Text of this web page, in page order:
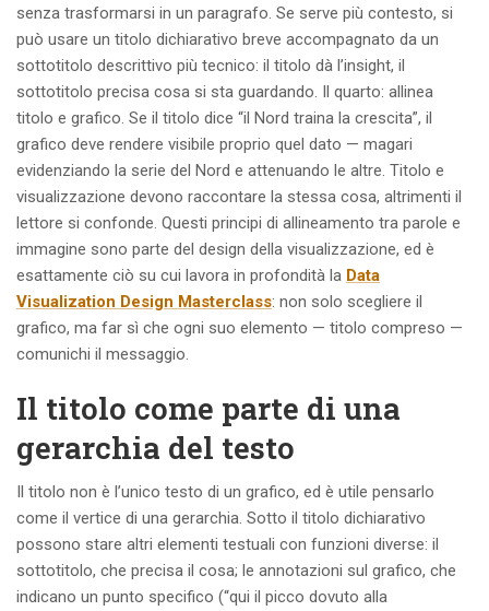
senza trasformarsi in un paragrafo. Se serve più contesto, si
può usare un titolo dichiarativo breve accompagnato da un
sottotitolo descrittivo più tecnico: il titolo dà l’insight, il
sottotitolo precisa cosa si sta guardando. Il quarto: allinea
titolo e grafico. Se il titolo dice “il Nord traina la crescita”, il
grafico deve rendere visibile proprio quel dato — magari
evidenziando la serie del Nord e attenuando le altre. Titolo e
visualizzazione devono raccontare la stessa cosa, altrimenti il
lettore si confonde. Questi principi di allineamento tra parole e
immagine sono parte del design della visualizzazione, ed è
esattamente ciò su cui lavora in profondità la Data
Visualization Design Masterclass: non solo scegliere il
grafico, ma far sì che ogni suo elemento — titolo compreso —
comunichi il messaggio.
Il titolo come parte di una
gerarchia del testo
Il titolo non è l’unico testo di un grafico, ed è utile pensarlo
come il vertice di una gerarchia. Sotto il titolo dichiarativo
possono stare altri elementi testuali con funzioni diverse: il
sottotitolo, che precisa il cosa; le annotazioni sul grafico, che
indicano un punto specifico (“qui il picco dovuto alla